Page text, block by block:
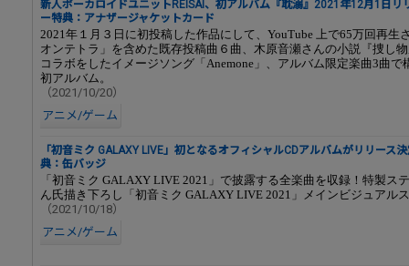
新人ボーカロイドユニットREISAI、初アルバム『耽溺』2021年12月1日リ
ー特典：アナザージャケットカード
2021年１月３日に初投稿した作品にして、YouTube 上で65万回再生
オンテトラ」を含めた既存投稿曲６曲、木原音瀬さんの小説『捜し
コラボをしたイメージソング「Anemone」、アルバム限定楽曲3曲で
初アルバム。
（2021/10/20）
アニメ/ゲーム
「初音ミク GALAXY LIVE」初となるオフィシャルCDアルバムがリリース
典：缶バッジ
「初音ミク GALAXY LIVE 2021」で披露する全楽曲を収録！特製ス
ん氏描き下ろし「初音ミク GALAXY LIVE 2021」メインビジュアル
（2021/10/18）
アニメ/ゲーム